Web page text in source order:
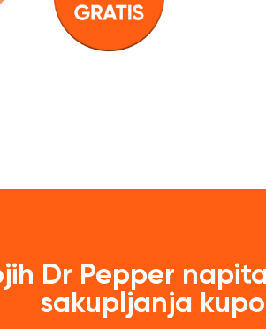
Dr Pepper
sakupljanja